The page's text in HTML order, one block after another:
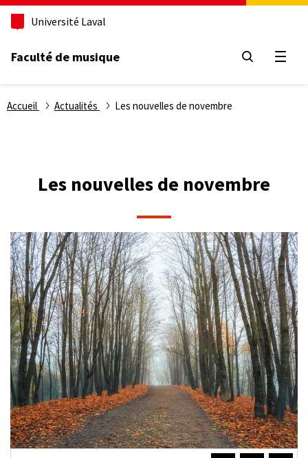
Aller
principal
Université Laval
Faculté de musique
Fil
Accueil Actualités Les nouvelles de novembre
Les nouvelles de novembre